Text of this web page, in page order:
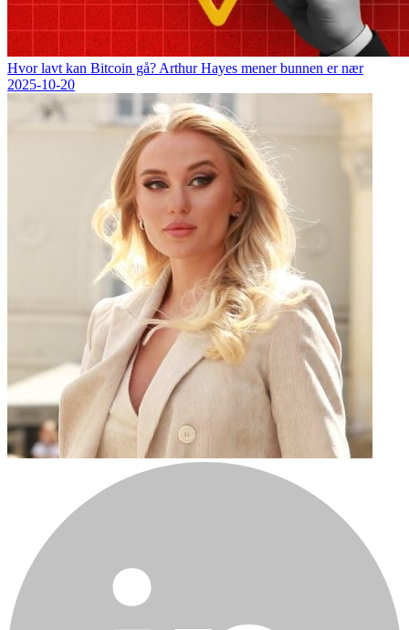
Hvor lavt kan Bitcoin gå? Arthur Hayes mener bunnen er nær
2025-10-20